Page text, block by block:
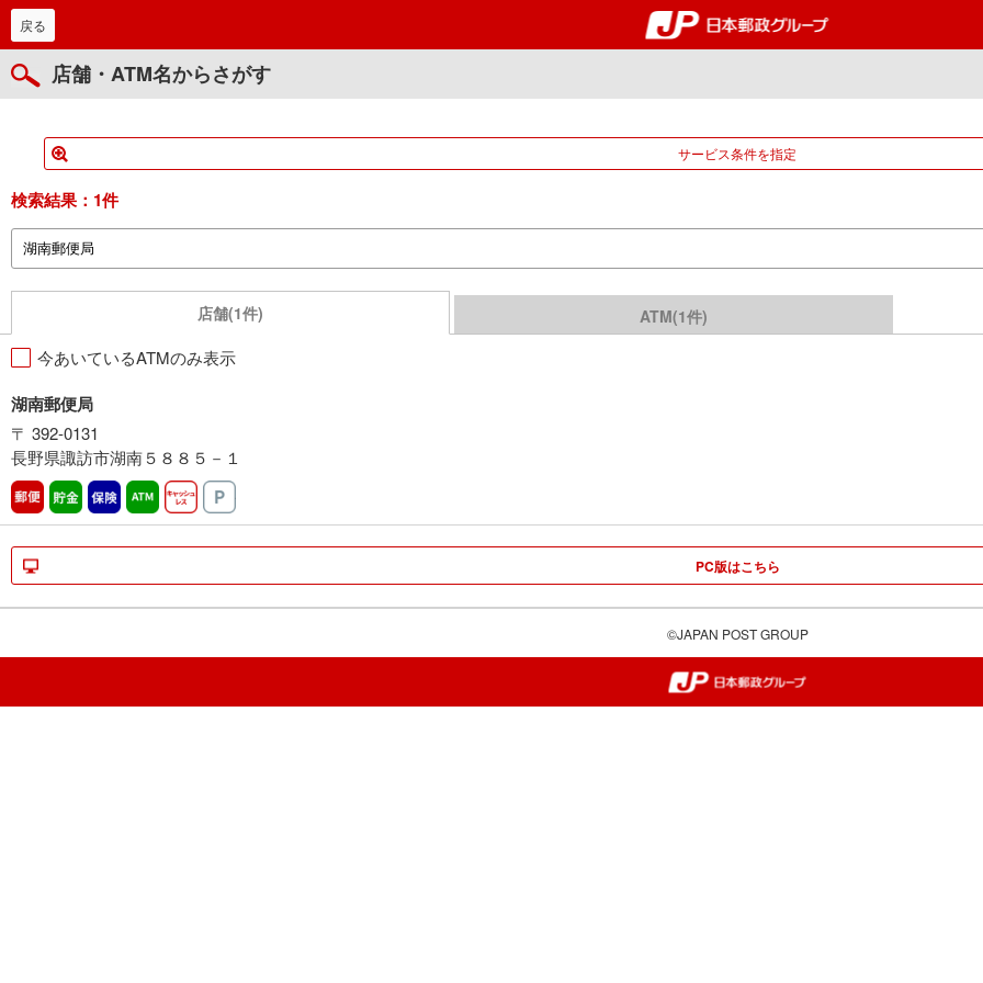
郵便局・日本郵政グループ
戻る
店舗・ATM名からさがす
サービス条件を指定
検索結果： 1件
店舗(1件) ATM(1件)
今あいているATMのみ表示
湖南郵便局
〒 392-0131
長野県諏訪市湖南５８８５－１
郵便 貯金 保険 ATM営業中キャッシュレス
PC版はこちら
©JAPAN POST GROUP